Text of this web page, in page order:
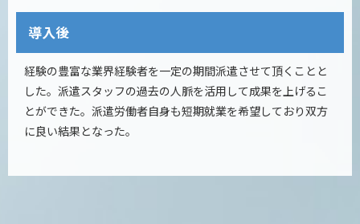
導入後
経験の豊富な業界経験者を一定の期間派遣させて頂くことと
した。派遣スタッフの過去の人脈を活用して成果を上げるこ
とができた。派遣労働者自身も短期就業を希望しており双方
に良い結果となった。